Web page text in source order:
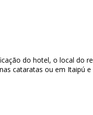
do hotel, o local do
cataratas ou em Itaipú